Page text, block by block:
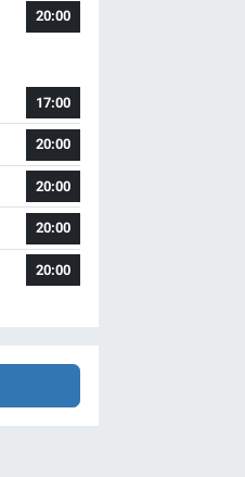
20:00
17:00
20:00
20:00
20:00
20:00